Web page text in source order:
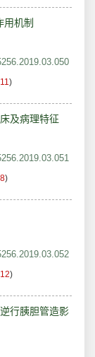
用机制
11)
及病理特征
8)
12)
行胰胆管造影